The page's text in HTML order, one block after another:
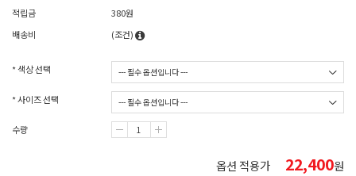
적립금
380원
배송비
(조건)
* 색상 선택
* 사이즈 선택
수량
옵션 적용가 22,400원